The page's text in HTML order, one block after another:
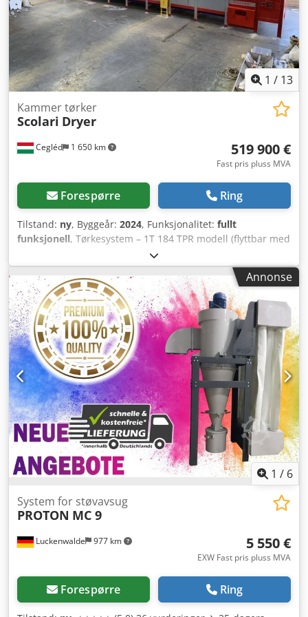
1 / 13
Cegléd 1 650 km
Kammer tørker
Scolari Dryer
519 900 €
Fast pris pluss MVA
Forespørre Ring
Tilstand: ny, Byggeår: 2024, Funksjonalitet: fullt
funksjonell, Tørkesystem – 1T 184 TPR modell (flyttbar med
transportbånd) Djdpfx Akoua D U Ijtjck Vi tilbyr et
høykvalitets tørkesystem, ideelt for tørking av treflis,
avlinger, resirkulerbart avfall og råvarer til
næringsmiddelindustrien. Tørkesystemet er helt nytt, i
originalemballasjen.
Annonse
1 / 6
Luckenwalde 977 km
System for støvavsug
PROTON MC 9
5 550 €
EXW Fast pris pluss MVA
Forespørre Ring